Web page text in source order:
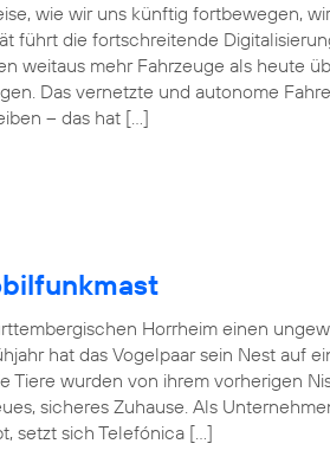
wie wir uns künftig fortbewegen,
führt die fortschreitende
weitaus mehr Fahrzeuge als heute
Das vernetzte und autonome
– das hat […]
Horrheim einen
hat das Vogelpaar sein Nest auf
Tiere wurden von ihrem vorherigen
sicheres Zuhause. Als
setzt sich Telefónica […]